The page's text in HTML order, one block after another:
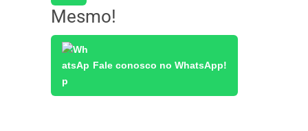
Mesmo!
Fale conosco no WhatsApp!